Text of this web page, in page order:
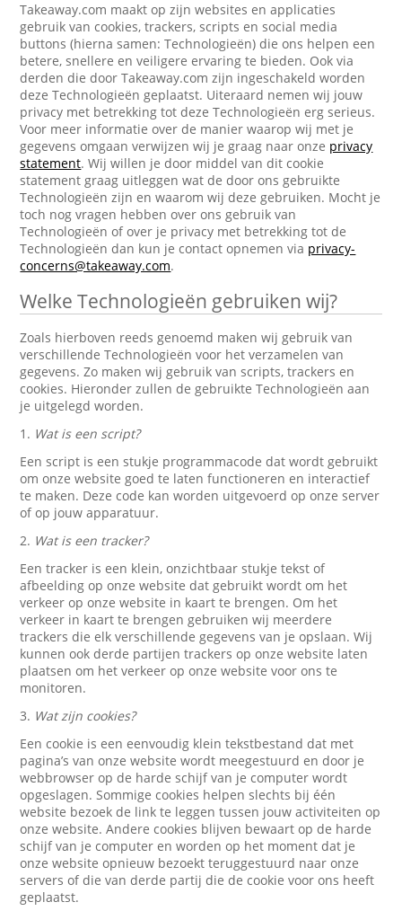
Takeaway.com maakt op zijn websites en applicaties
gebruik van cookies, trackers, scripts en social media
buttons (hierna samen: Technologieën) die ons helpen een
betere, snellere en veiligere ervaring te bieden. Ook via
derden die door Takeaway.com zijn ingeschakeld worden
deze Technologieën geplaatst. Uiteraard nemen wij jouw
privacy met betrekking tot deze Technologieën erg serieus.
Voor meer informatie over de manier waarop wij met je
gegevens omgaan verwijzen wij je graag naar onze privacy
statement. Wij willen je door middel van dit cookie
statement graag uitleggen wat de door ons gebruikte
Technologieën zijn en waarom wij deze gebruiken. Mocht je
toch nog vragen hebben over ons gebruik van
Technologieën of over je privacy met betrekking tot de
Technologieën dan kun je contact opnemen via privacy-
concerns@takeaway.com.
Welke Technologieën gebruiken wij?
Zoals hierboven reeds genoemd maken wij gebruik van
verschillende Technologieën voor het verzamelen van
gegevens. Zo maken wij gebruik van scripts, trackers en
cookies. Hieronder zullen de gebruikte Technologieën aan
je uitgelegd worden.
1. Wat is een script?
Een script is een stukje programmacode dat wordt gebruikt
om onze website goed te laten functioneren en interactief
te maken. Deze code kan worden uitgevoerd op onze server
of op jouw apparatuur.
2. Wat is een tracker?
Een tracker is een klein, onzichtbaar stukje tekst of
afbeelding op onze website dat gebruikt wordt om het
verkeer op onze website in kaart te brengen. Om het
verkeer in kaart te brengen gebruiken wij meerdere
trackers die elk verschillende gegevens van je opslaan. Wij
kunnen ook derde partijen trackers op onze website laten
plaatsen om het verkeer op onze website voor ons te
monitoren.
3. Wat zijn cookies?
Een cookie is een eenvoudig klein tekstbestand dat met
pagina’s van onze website wordt meegestuurd en door je
webbrowser op de harde schijf van je computer wordt
opgeslagen. Sommige cookies helpen slechts bij één
website bezoek de link te leggen tussen jouw activiteiten op
onze website. Andere cookies blijven bewaart op de harde
schijf van je computer en worden op het moment dat je
onze website opnieuw bezoekt teruggestuurd naar onze
servers of die van derde partij die de cookie voor ons heeft
geplaatst.